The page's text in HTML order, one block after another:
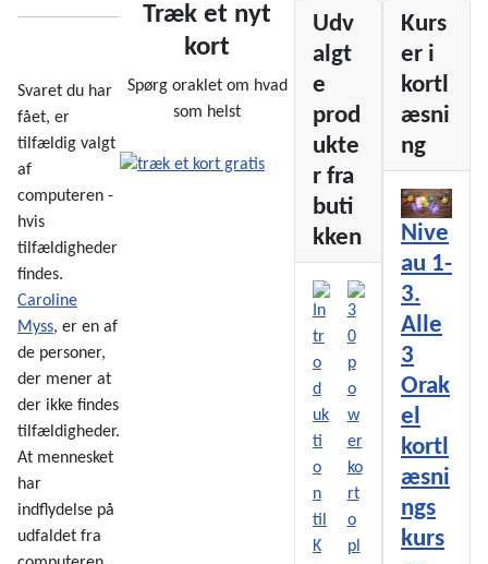
Svaret du har
fået, er
tilfældig valgt
af
computeren -
hvis
tilfældigheder
findes.
Caroline
Myss, er en af
de personer,
der mener at
der ikke findes
tilfældigheder.
At mennesket
har
indflydelse på
udfaldet fra
Træk et nyt
kort
Spørg oraklet om hvad
som helst
Udv
algt
e
prod
ukte
r fra
buti
kken
Kurs
er i
kortl
æsni
ng
Nive
au 1-
3.
Alle
3
Orak
el
kortl
æsni
ngs
kurs